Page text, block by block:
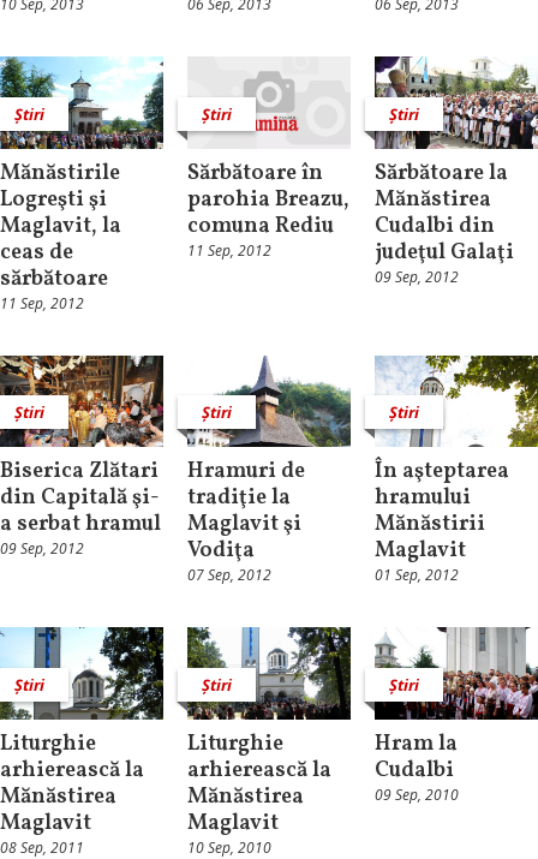
10 Sep, 2013 06 Sep, 2013 06 Sep, 2013
Știri
Mănăstirile
Logreşti şi
Maglavit, la
ceas de
sărbătoare
11 Sep, 2012
Știri
Sărbătoare în
parohia Breazu,
comuna Rediu
11 Sep, 2012
Știri
Sărbătoare la
Mănăstirea
Cudalbi din
judeţul Galaţi
09 Sep, 2012
Știri
Biserica Zlătari
din Capitală şi-
a serbat hramul
09 Sep, 2012
Știri
Hramuri de
tradiţie la
Maglavit şi
Vodiţa
07 Sep, 2012
Știri
În aşteptarea
hramului
Mănăstirii
Maglavit
01 Sep, 2012
Știri
Liturghie
arhierească la
Mănăstirea
Maglavit
08 Sep, 2011
Știri
Liturghie
arhierească la
Mănăstirea
Maglavit
10 Sep, 2010
Știri
Hram la
Cudalbi
09 Sep, 2010